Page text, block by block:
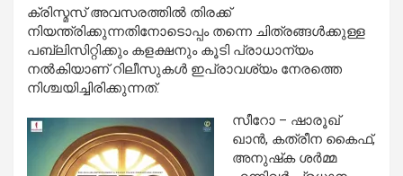
ക്രിസ്മസ് അവസരത്തില്‍ തിരക്ക്
നിയന്ത്രിക്കുന്നതിനോടൊപ്പം തന്നെ ചിത്രങ്ങള്‍ക്കുള്ള
പബ്ലിസിറ്റിക്കും കളക്ഷനും കൂടി പ്രാധാന്യം
നല്‍കിയാണ് റിലീസുകള്‍ ഇപ്രാവശ്യം നേരത്തെ
നിശ്ചയിച്ചിരിക്കുന്നത്.
സീറോ – ഷാരൂഖ്
ഖാന്‍, കത്രീന കൈഫ്,
അനുഷ്‌ക ശര്‍മ്മ